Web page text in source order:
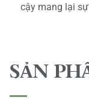
cậy mang lại
SẢN